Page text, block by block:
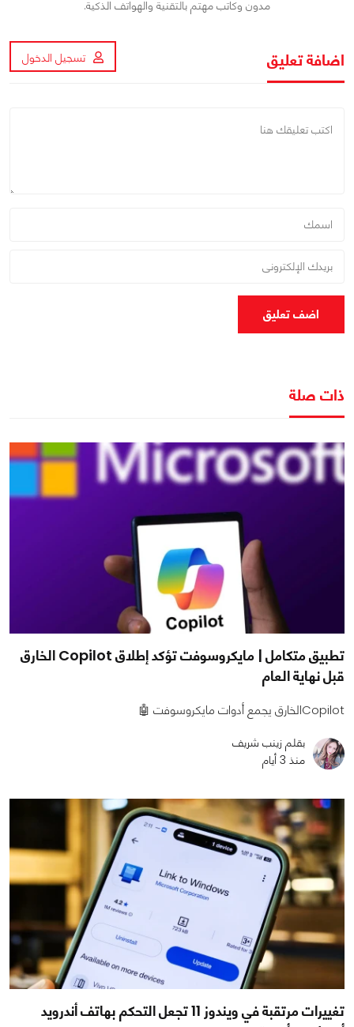
مدون وكاتب مهتم بالتقنية والهواتف الذكية.
اضافة تعليق تسجيل الدخول
اضف تعليق
ذات صلة
تطبيق متكامل | مايكروسوفت تؤكد إطلاق Copilot الخارق
قبل نهاية العام
Copilotالخارق يجمع أدوات مايكروسوفت 🤖
بقلم زينب شريف
منذ 3 أيام
تغييرات مرتقبة في ويندوز 11 تجعل التحكم بهاتف أندرويد